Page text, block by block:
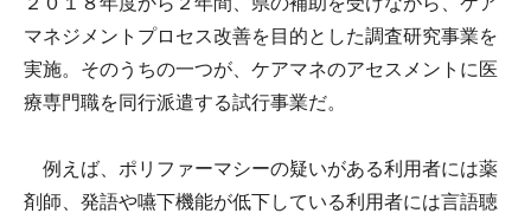
マネジメントプロセス改善を目的とした調査研究事業を
実施。そのうちの一つが、ケアマネのアセスメントに医
療専門職を同行派遣する試行事業だ。
例えば、ポリファーマシーの疑いがある利用者には薬
剤師、発語や嚥下機能が低下している利用者には言語聴